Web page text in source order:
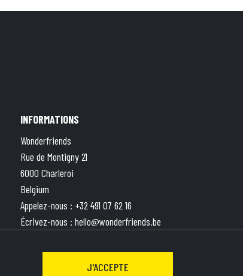
INFORMATIONS
Wonderfriends
Rue de Montigny 21
6000 Charleroi
Belgium
Appelez-nous : +32 491 07 62 16
Écrivez-nous : hello@wonderfriends.be
3630 8527 5871
J'ACCEPTE